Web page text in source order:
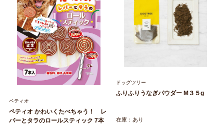
ペティオ
ペティオ かわいくたべちゃう！ レ
バーとタラのロールスティック 7本
ドッグツリー
ふりふりうなぎパウダー M３５g
在庫：あり